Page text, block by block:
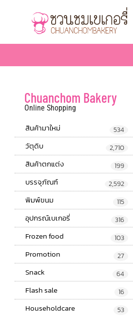
Chuanchom Bakery
Online Shopping
สินค้ามาใหม่ 534
วัตุดิบ 2,710
สินค้าตกแต่ง 199
บรรจุภัณฑ์ 2,592
พิมพ์ขนม 115
อุปกรณ์เบเกอรี่ 316
Frozen food 103
Promotion 27
Snack 64
Flash sale 16
Householdcare 53